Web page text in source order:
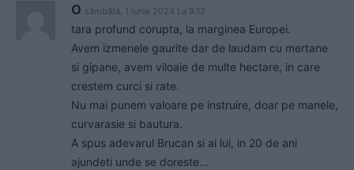
O sâmbătă, 1 iunie 2024 La 9.12
tara profund corupta, la marginea Europei.
Avem izmenele gaurite dar de laudam cu mertane
si gipane, avem viloaie de multe hectare, in care
crestem curci si rate.
Nu mai punem valoare pe instruire, doar pe manele,
curvarasie si bautura.
A spus adevarul Brucan si ai lui, in 20 de ani
ajundeti unde se doreste…